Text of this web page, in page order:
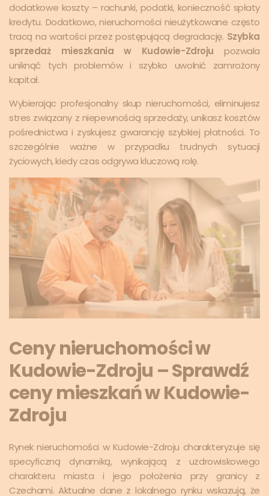
dodatkowe koszty – rachunki, podatki, konieczność spłaty
kredytu. Dodatkowo, nieruchomości nieużytkowane często
tracą na wartości przez postępującą degradację. Szybka
sprzedaż mieszkania w Kudowie-Zdroju pozwala
uniknąć tych problemów i szybko uwolnić zamrożony
kapitał.
Wybierając profesjonalny skup nieruchomości, eliminujesz
stres związany z niepewnością sprzedaży, unikasz kosztów
pośrednictwa i zyskujesz gwarancję szybkiej płatności. To
szczególnie ważne w przypadku trudnych sytuacji
życiowych, kiedy czas odgrywa kluczową rolę.
Ceny nieruchomości w
Kudowie-Zdroju – Sprawdź
ceny mieszkań w Kudowie-
Zdroju
Rynek nieruchomości w Kudowie-Zdroju charakteryzuje się
specyficzną dynamiką, wynikającą z uzdrowiskowego
charakteru miasta i jego położenia przy granicy z
Czechami. Aktualne dane z lokalnego rynku wskazują, że